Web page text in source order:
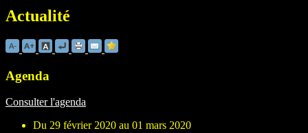
Actualité
Agenda
Consulter l'agenda
Du 29 février 2020 au 01 mars 2020